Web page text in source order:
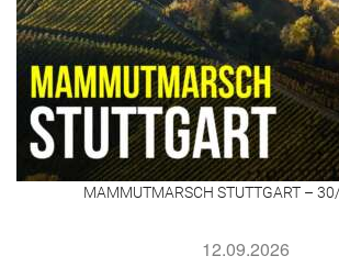
MAMMUTMARSCH STUTTGART –
12.09.2026